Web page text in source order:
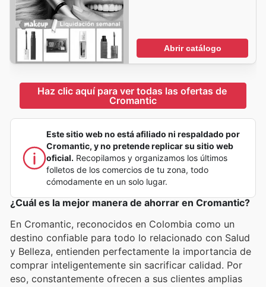
Abrir catálogo
Haz clic aquí para ver todas las ofertas de
Cromantic
Este sitio web no está afiliado ni respaldado por
Cromantic, y no pretende replicar su sitio web
oficial. Recopilamos y organizamos los últimos
folletos de los comercios de tu zona, todo
cómodamente en un solo lugar.
¿Cuál es la mejor manera de ahorrar en Cromantic?
En Cromantic, reconocidos en Colombia como un
destino confiable para todo lo relacionado con Salud
y Belleza, entienden perfectamente la importancia de
comprar inteligentemente sin sacrificar calidad. Por
eso, constantemente ofrecen a sus clientes amplias